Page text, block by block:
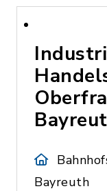
Bayreuth